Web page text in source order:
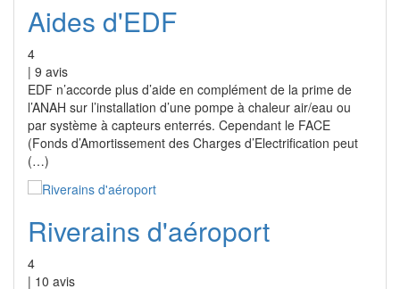
Aides d'EDF
4
| 9 avis
EDF n’accorde plus d’aide en complément de la prime de
l’ANAH sur l’installation d’une pompe à chaleur air/eau ou
par système à capteurs enterrés. Cependant le FACE
(Fonds d’Amortissement des Charges d’Electrification peut
(…)
Riverains d'aéroport
4
| 10 avis